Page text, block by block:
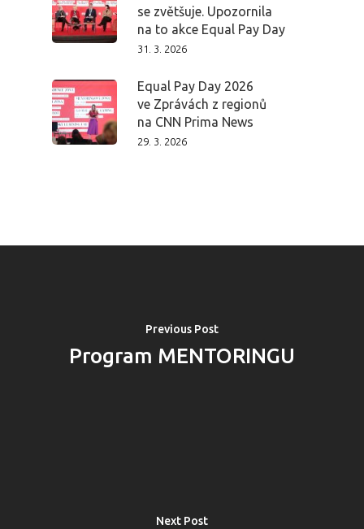
se zvětšuje. Upozornila
na to akce Equal Pay Day
31. 3. 2026
Equal Pay Day 2026
ve Zprávách z regionů
na CNN Prima News
29. 3. 2026
Previous Post
Program MENTORINGU
Next Post